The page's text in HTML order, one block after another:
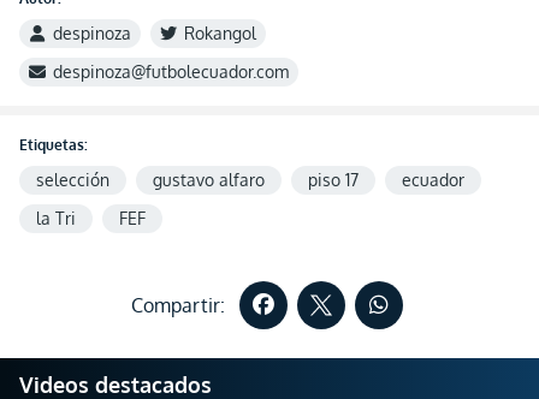
despinoza
Rokangol
despinoza@futbolecuador.com
Etiquetas:
selección gustavo alfaro piso 17
ecuador
la Tri
FEF
Compartir:
Videos destacados